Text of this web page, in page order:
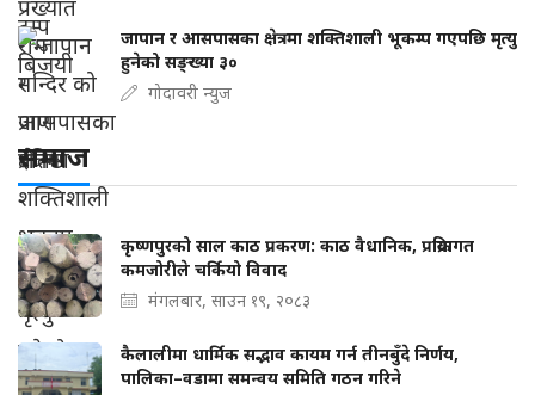
जापान र आसपासका क्षेत्रमा शक्तिशाली भूकम्प गएपछि मृत्यु
हुनेको सङ्ख्या ३०
गोदावरी न्युज
समाज
कृष्णपुरको साल काठ प्रकरण: काठ वैधानिक, प्रक्रियागत
कमजोरीले चर्कियो विवाद
मंगलबार, साउन १९, २०८३
कैलालीमा धार्मिक सद्भाव कायम गर्न तीनबुँदे निर्णय,
पालिका–वडामा समन्वय समिति गठन गरिने